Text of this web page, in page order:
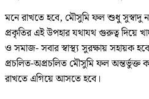
মনে রাখতে হবে, মৌসুমি ফল শুধু সুস্বাদু
প্রকৃতির এই উপহার যথাযথ গুরুত্ব দিয়ে
ও সমাজ- সবার স্বাস্থ্য সুরক্ষায় সহায়ক
প্রচলিত-অপ্রচলিত মৌসুমি ফল অন্তর্ভুক্ত
রাখতে এগিয়ে আসতে হবে।